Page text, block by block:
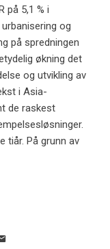
på 5,1 % i
og
på spredningen
økning det
og utvikling av
i Asia-
de raskest
tiår. På grunn av